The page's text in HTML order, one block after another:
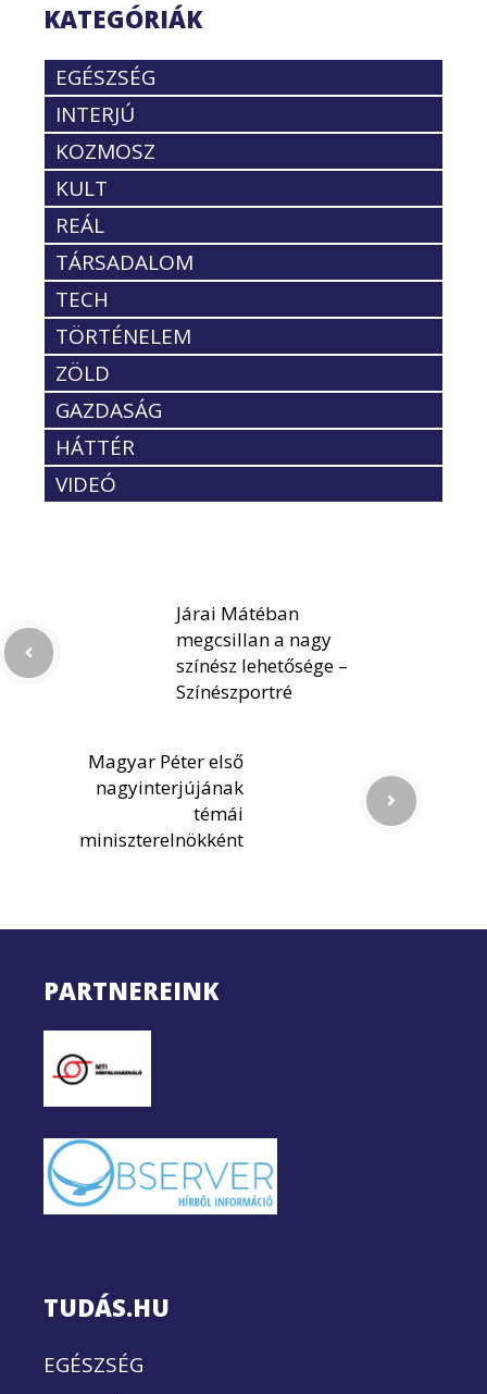
KATEGÓRIÁK
EGÉSZSÉG
INTERJÚ
KOZMOSZ
KULT
REÁL
TÁRSADALOM
TECH
TÖRTÉNELEM
ZÖLD
GAZDASÁG
HÁTTÉR
VIDEÓ
Járai Mátéban
megcsillan a nagy
színész lehetősége –
Színészportré
Magyar Péter első
nagyinterjújának
témái
miniszterelnökként
PARTNEREINK
TUDÁS.HU
EGÉSZSÉG